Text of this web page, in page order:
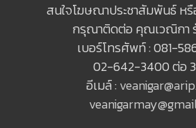
สนใจโฆษณาประชาสัมพันธ์ ห
กรุณาติดต่อ คุณเวณิกา
เบอร์โทรศัพท์ : 081-
02-642-3400 ต่อ
อีเมล์ :